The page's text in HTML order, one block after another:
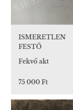
ISMERETLEN
FESTŐ
Fekvő akt
75 000 Ft